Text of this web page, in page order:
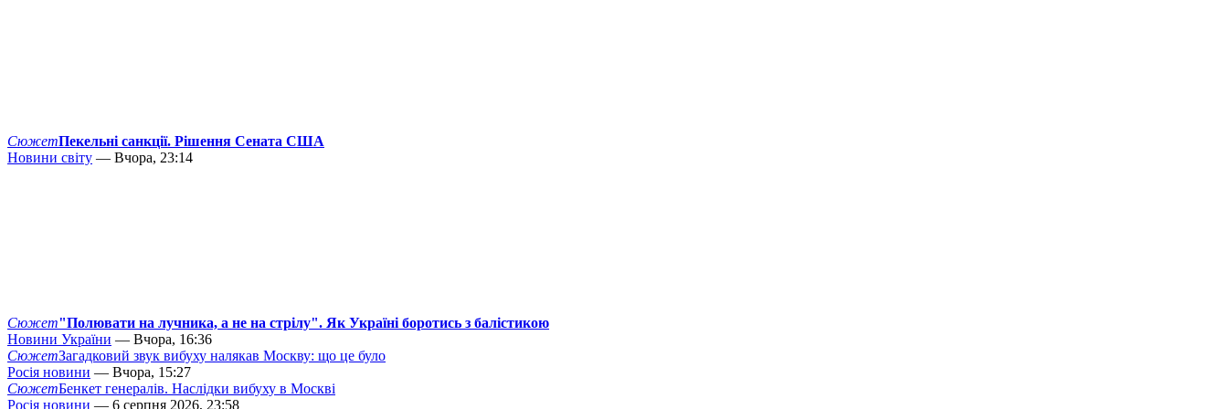
СюжетПекельні санкції. Рішення Сената США
Новини світу — Вчора, 23:14
Сюжет"Полювати на лучника, а не на стрілу". Як Україні боротись з балістикою
Новини України — Вчора, 16:36
СюжетЗагадковий звук вибуху налякав Москву: що це було
Росія новини — Вчора, 15:27
СюжетБенкет генералів. Наслідки вибуху в Москві
Росія новини — 6 серпня 2026, 23:58